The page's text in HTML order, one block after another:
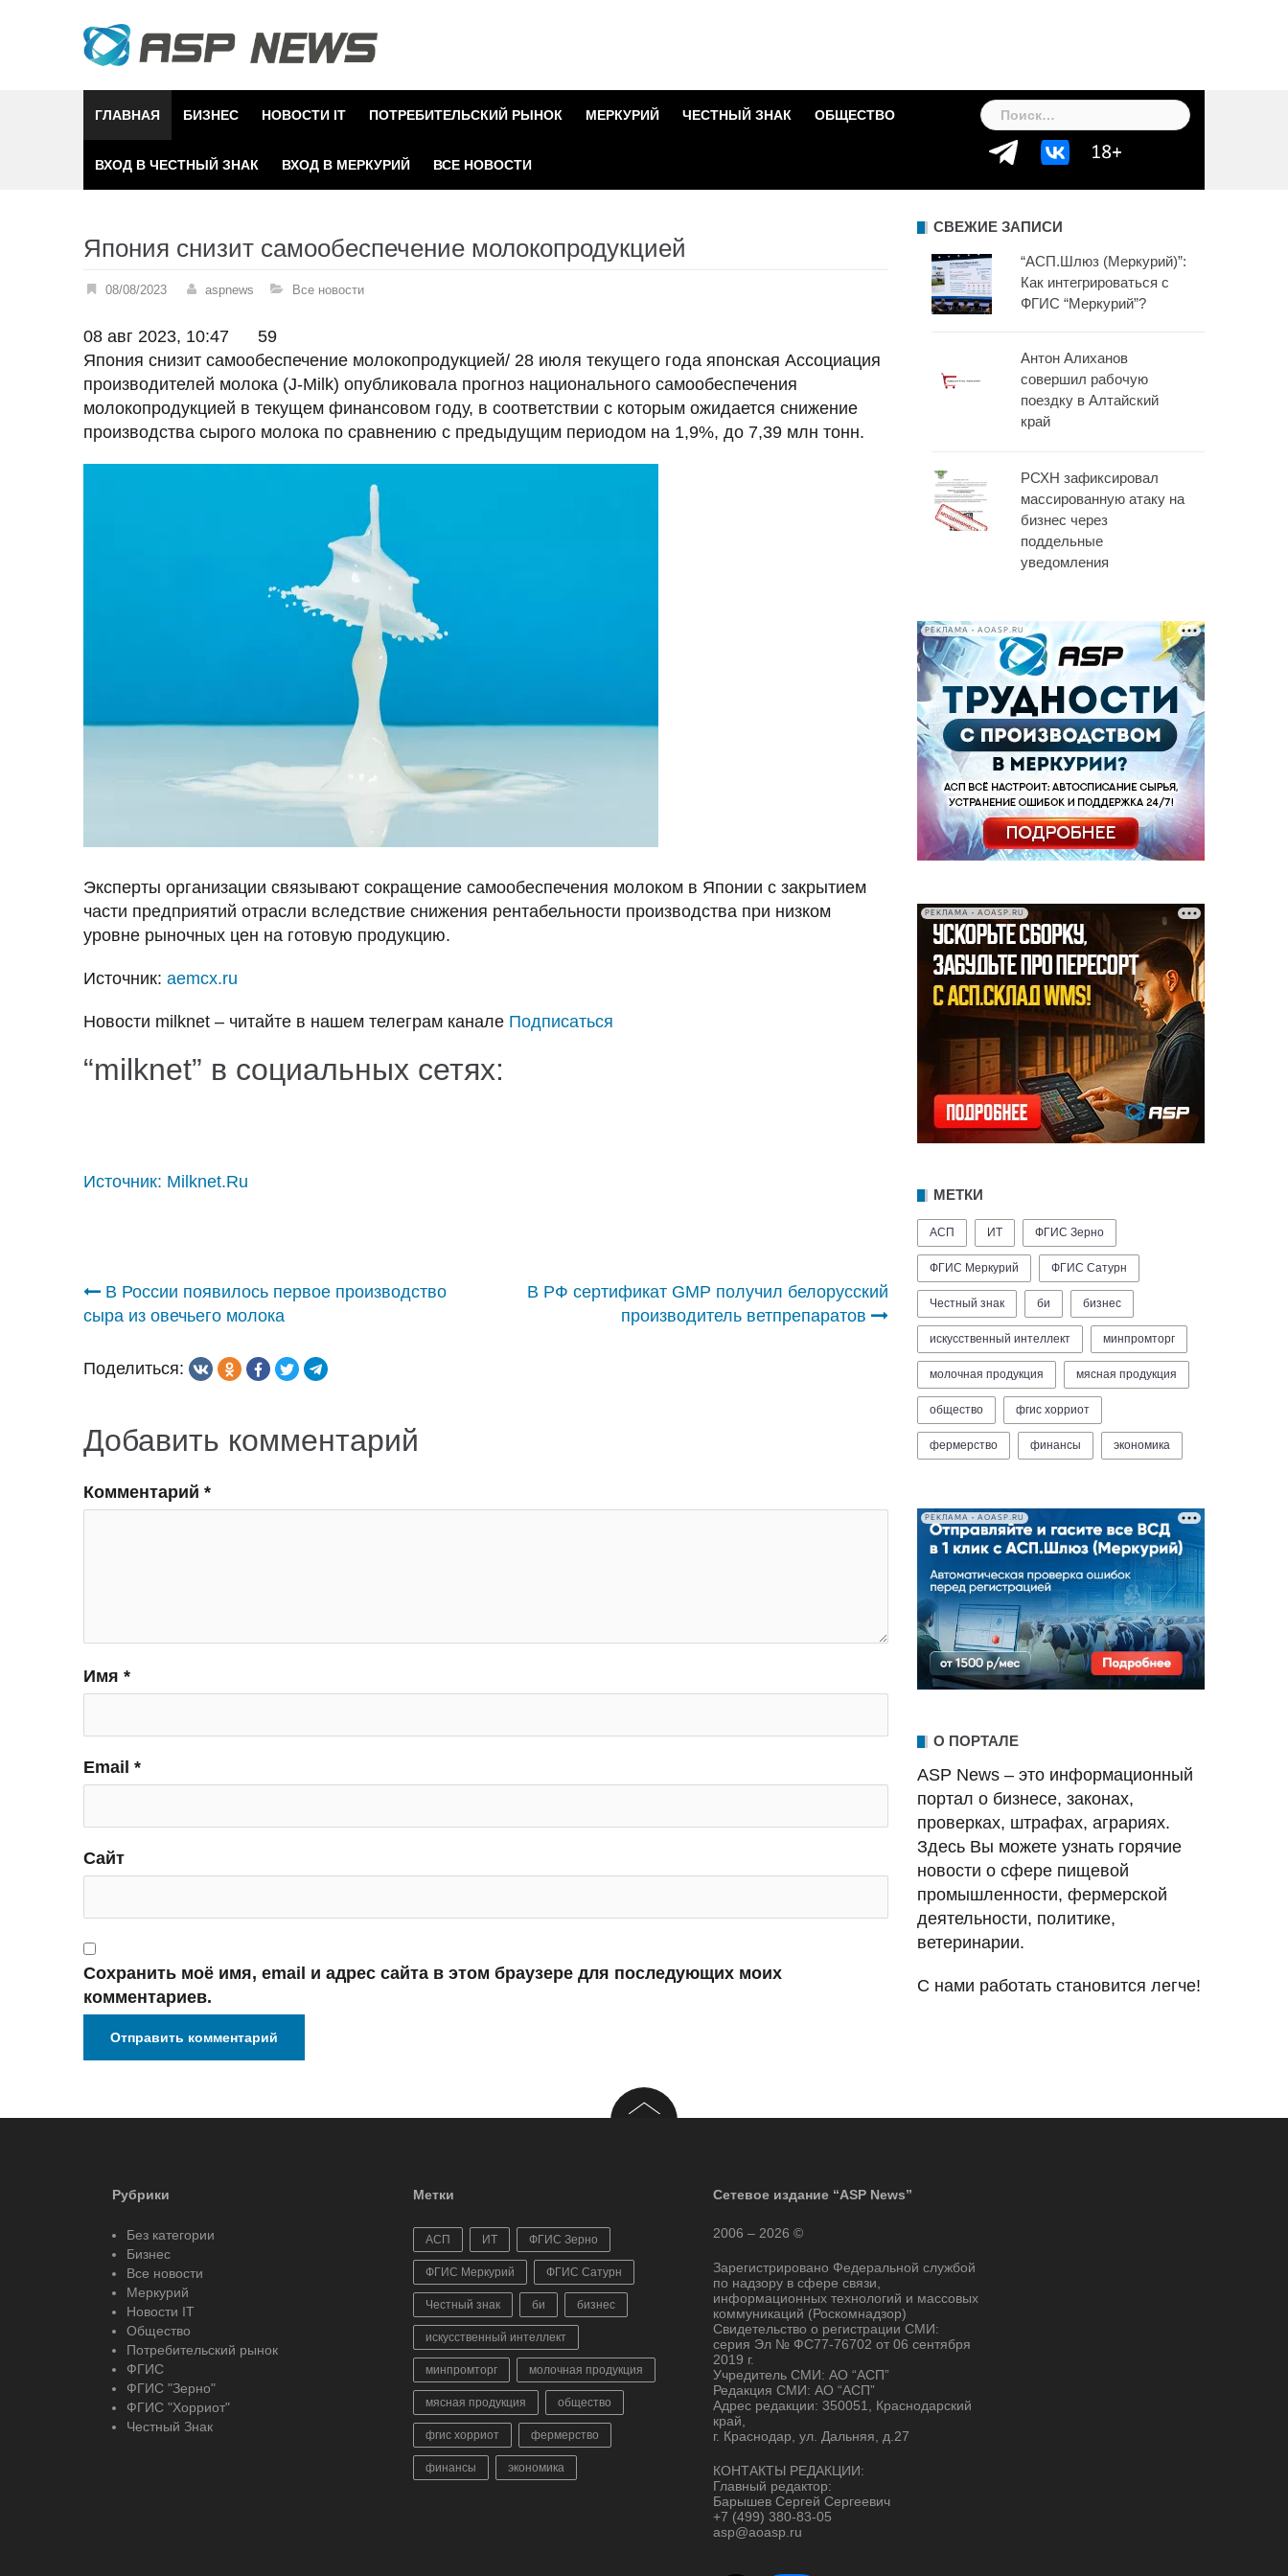
ГЛАВНАЯ БИЗНЕС НОВОСТИ IT ПОТРЕБИТЕЛЬСКИЙ РЫНОК МЕРКУРИЙ ЧЕСТНЫЙ ЗНАК ОБЩЕСТВО
ВХОД В ЧЕСТНЫЙ ЗНАК ВХОД В МЕРКУРИЙ ВСЕ НОВОСТИ
Найти:
Япония снизит самообеспечение молокопродукцией
08/08/2023 aspnews Все новости
08 авг 2023, 10:47
59
Япония снизит самообеспечение молокопродукцией/ 28 июля текущего года японская Ассоциация
производителей молока (J-Milk) опубликовала прогноз национального самообеспечения
молокопродукцией в текущем финансовом году, в соответствии с которым ожидается снижение
производства сырого молока по сравнению с предыдущим периодом на 1,9%, до 7,39 млн тонн.
Эксперты организации связывают сокращение самообеспечения молоком в Японии с закрытием
части предприятий отрасли вследствие снижения рентабельности производства при низком
уровне рыночных цен на готовую продукцию.
Источник: aemcx.ru
Новости milknet – читайте в нашем телеграм канале Подписаться
“milknet” в социальных сетях:
Источник: Milknet.Ru
Навигация
записям
В России появилось первое производство
сыра из овечьего молока
В РФ сертификат GMP получил белорусский
производитель ветпрепаратов
Поделиться:
Добавить комментарий
Комментарий *
Имя *
Email *
Сайт
Сохранить моё имя, email и адрес сайта в этом браузере для последующих моих
комментариев.
СВЕЖИЕ ЗАПИСИ
“АСП.Шлюз (Меркурий)”:
Как интегрироваться с
ФГИС “Меркурий”?
Антон Алиханов
совершил рабочую
поездку в Алтайский
край
РСХН зафиксировал
массированную атаку на
бизнес через
поддельные
уведомления
РЕКЛАМА • AOASP.RU
РЕКЛАМА • AOASP.RU
МЕТКИ
АСП ИТ ФГИС Зерно
ФГИС Меркурий ФГИС Сатурн
Честный знак би бизнес
искусственный интеллект минпромторг
молочная продукция мясная продукция
общество фгис хорриот
фермерство финансы экономика
РЕКЛАМА • AOASP.RU
О ПОРТАЛЕ
ASP News – это информационный
портал о бизнесе, законах,
проверках, штрафах, аграриях.
Здесь Вы можете узнать горячие
новости о сфере пищевой
промышленности, фермерской
деятельности, политике,
ветеринарии.
С нами работать становится легче!
Рубрики
Без категории
Бизнес
Все новости
Меркурий
Новости IT
Общество
Потребительский рынок
ФГИС
ФГИС "Зерно"
ФГИС "Хорриот"
Честный Знак
Метки
АСП ИТ ФГИС Зерно
ФГИС Меркурий ФГИС Сатурн
Честный знак би бизнес
искусственный интеллект
минпромторг молочная продукция
мясная продукция общество
фгис хорриот фермерство
финансы экономика
Сетевое издание “ASP News”
2006 – 2026 ©
Зарегистрировано Федеральной службой
по надзору в сфере связи,
информационных технологий и массовых
коммуникаций (Роскомнадзор)
Свидетельство о регистрации СМИ:
серия Эл № ФС77-76702 от 06 сентября
2019 г.
Учредитель СМИ: АО “АСП”
Редакция СМИ: АО “АСП”
Адрес редакции: 350051, Краснодарский
край,
г. Краснодар, ул. Дальняя, д.27
КОНТАКТЫ РЕДАКЦИИ:
Главный редактор:
Барышев Сергей Сергеевич
+7 (499) 380-83-05
asp@aoasp.ru